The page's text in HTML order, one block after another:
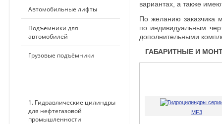
вариантах, а также
По желанию заказчика
по индивидуальным
дополнительными
ГАБАРИТНЫЕ И
MF3
Автомобильные лифты
Подъемники для
автомобилей
Грузовые подъёмники
1. Гидравлические цилиндры
для нефтегазовой
промышленности